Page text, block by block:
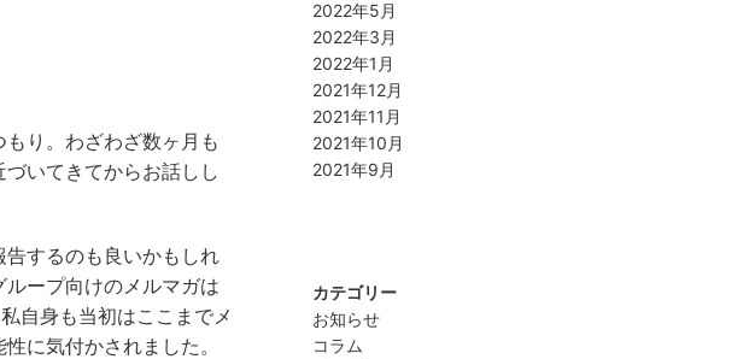
り。わざわざ数ヶ月も
いてきてからお話しし
するのも良いかもしれ
ープ向けのメルマガは
自身も当初はここまでメ
に気付かされました。
2022年5月
2022年3月
2022年1月
2021年12月
2021年11月
2021年10月
2021年9月
カテゴリー
お知らせ
コラム